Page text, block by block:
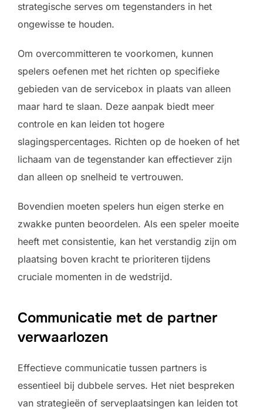
strategische serves om tegenstanders in het
ongewisse te houden.
Om overcommitteren te voorkomen, kunnen
spelers oefenen met het richten op specifieke
gebieden van de servicebox in plaats van alleen
maar hard te slaan. Deze aanpak biedt meer
controle en kan leiden tot hogere
slagingspercentages. Richten op de hoeken of het
lichaam van de tegenstander kan effectiever zijn
dan alleen op snelheid te vertrouwen.
Bovendien moeten spelers hun eigen sterke en
zwakke punten beoordelen. Als een speler moeite
heeft met consistentie, kan het verstandig zijn om
plaatsing boven kracht te prioriteren tijdens
cruciale momenten in de wedstrijd.
Communicatie met de partner
verwaarlozen
Effectieve communicatie tussen partners is
essentieel bij dubbele serves. Het niet bespreken
van strategieën of serveplaatsingen kan leiden tot